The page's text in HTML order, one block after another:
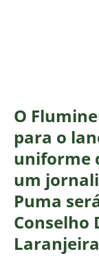
O
para o
uniforme
um
Puma
Conselho